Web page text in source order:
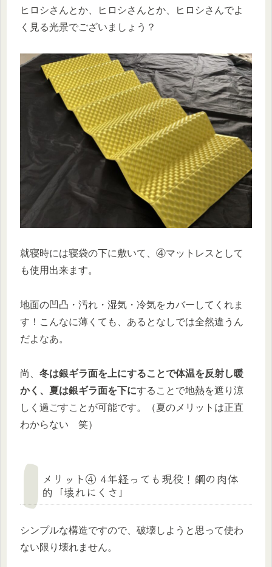
ヒロシさんとか、ヒロシさんとか、ヒロシさんでよ
く見る光景でございましょう？
就寝時には寝袋の下に敷いて、④マットレスとして
も使用出来ます。
地面の凹凸・汚れ・湿気・冷気をカバーしてくれま
す！こんなに薄くても、あるとなしでは全然違うん
だよなあ。
尚、 冬は銀ギラ面を上にすることで体温を反射し暖
かく、夏は銀ギラ面を下にすることで地熱を遮り涼
しく過ごすことが可能です。（夏のメリットは正直
わからない 笑）
メリット④ 4年経っても現役！鋼の肉体
的「壊れにくさ」
シンプルな構造ですので、破壊しようと思って使わ
ない限り壊れません。